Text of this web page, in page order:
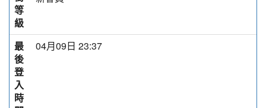
等
級
最
後
登
入
時
04月09日 23:37